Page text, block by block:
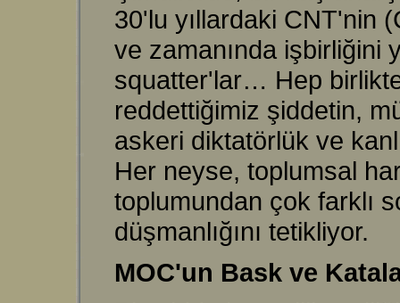
30'lu yıllardaki CNT'nin
ve zamanında işbirliğini
squatter'lar… Hep
reddettiğimiz şiddetin,
askeri diktatörlük ve
Her neyse, toplumsal
toplumundan çok farklı
düşmanlığını tetikliyor.
MOC'un Bask ve